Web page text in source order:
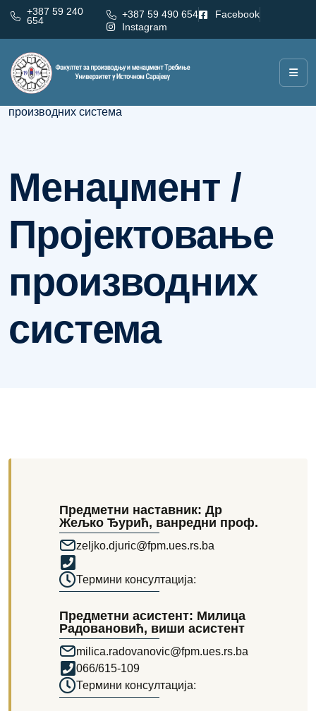
+387 59 240
654
+387 59 490 654
Facebook
Instagram
Категорија:
производних система
Менаџмент /
Пројектовање
производних
система
Предметни наставник: Др
Жељко Ђурић, ванредни проф.
zeljko.djuric@fpm.ues.rs.ba
Термини консултација:
Предметни асистент: Милица
Радовановић, виши асистент
milica.radovanovic@fpm.ues.rs.ba
066/615-109
Термини консултација: